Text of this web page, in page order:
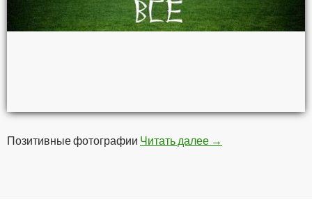
Позитивные фотографии Читать далее Позитивчег
→